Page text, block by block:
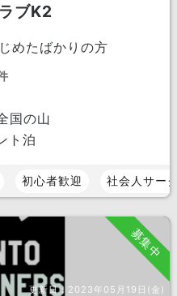
ブK2
めたばかりの方
国の山
ト泊
初心者歓迎 社会人サー
募集中
更新日： 2023年05月19日(金)